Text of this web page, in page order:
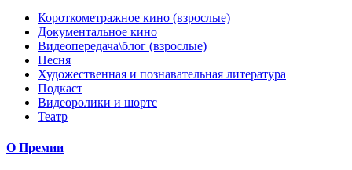
Короткометражное кино (взрослые)
Документальное кино
Видеопередача\блог (взрослые)
Песня
Художественная и познавательная литература
Подкаст
Видеоролики и шортс
Театр
О Премии